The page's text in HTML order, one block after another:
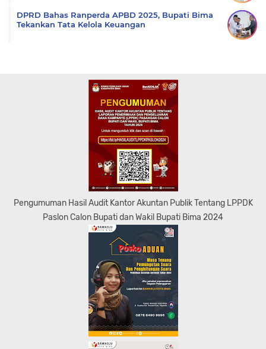
DPRD Bahas Ranperda APBD 2025, Bupati Bima
Tekankan Tata Kelola Keuangan
Pengumuman Hasil Audit Kantor Akuntan Publik Tentang LPPDK
Paslon Calon Bupati dan Wakil Bupati Bima 2024